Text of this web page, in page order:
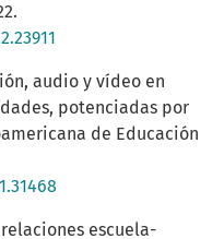
audio y vídeo en
potenciadas por
de Educación
relaciones escuela-